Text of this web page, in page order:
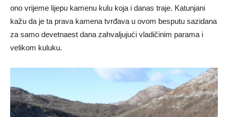
ono vrijeme lijepu kamenu kulu koja i danas traje. Katunjani
kažu da je ta prava kamena tvrđava u ovom besputu sazidana
za samo devetnaest dana zahvaljujući vladičinim parama i
velikom kuluku.